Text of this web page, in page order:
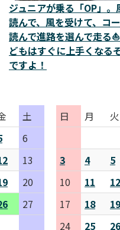
ジュニアが乗る「OP」。
読んで、風を受けて、コ
読んで進路を選んで走る
どもはすぐに上手くなる
ですよ！
土
6
13
20
27
日 月 火
3 4
5
10
11
12
17
18
19
24
25 26